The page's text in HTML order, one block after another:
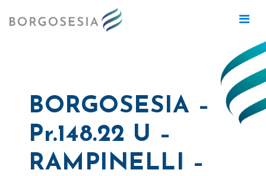
BORGOSESIA –
Pr.148.22 U –
RAMPINELLI –